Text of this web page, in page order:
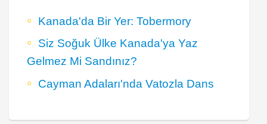
Kanada'da Bir Yer: Tobermory
Siz Soğuk Ülke Kanada'ya Yaz
Gelmez Mi Sandınız?
Cayman Adaları'nda Vatozla Dans